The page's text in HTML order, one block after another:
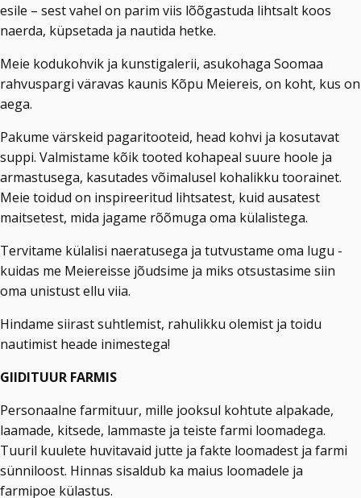
esile – sest vahel on parim viis lõõgastuda lihtsalt koos
naerda, küpsetada ja nautida hetke.
Meie kodukohvik ja kunstigalerii, asukohaga Soomaa
rahvuspargi väravas kaunis Kõpu Meiereis, on koht, kus on
aega.
Pakume värskeid pagaritooteid, head kohvi ja kosutavat
suppi. Valmistame kõik tooted kohapeal suure hoole ja
armastusega, kasutades võimalusel kohalikku toorainet.
Meie toidud on inspireeritud lihtsatest, kuid ausatest
maitsetest, mida jagame rõõmuga oma külalistega.
Tervitame külalisi naeratusega ja tutvustame oma lugu -
kuidas me Meiereisse jõudsime ja miks otsustasime siin
oma unistust ellu viia.
Hindame siirast suhtlemist, rahulikku olemist ja toidu
nautimist heade inimestega!
GIIDITUUR FARMIS
Personaalne farmituur, mille jooksul kohtute alpakade,
laamade, kitsede, lammaste ja teiste farmi loomadega.
Tuuril kuulete huvitavaid jutte ja fakte loomadest ja farmi
sünniloost. Hinnas sisaldub ka maius loomadele ja
farmipoe külastus.